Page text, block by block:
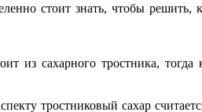
стоит знать, чтобы решить,
из сахарного тростника,
тростниковый сахар